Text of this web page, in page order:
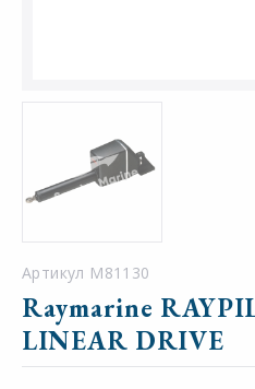
Артикул M81130
Raymarine
LINEAR DRIVE